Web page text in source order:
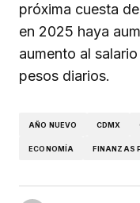
próxima cuesta
en 2025 haya
aumento al
pesos diarios.
AÑO NUEVO CDMX
ECONOMÍA FINANZAS